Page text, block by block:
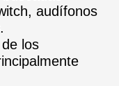
audífonos
los